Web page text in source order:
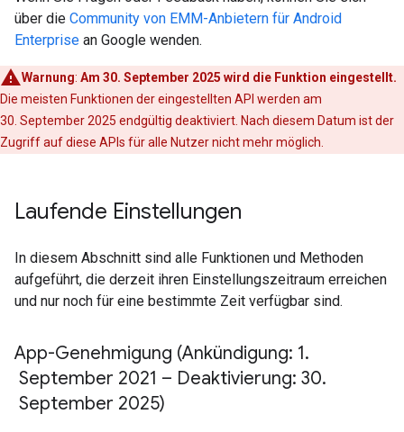
über die Community von EMM-Anbietern für Android
Enterprise an Google wenden.
Warnung: Am 30. September 2025 wird die Funktion eingestellt.
Die meisten Funktionen der eingestellten API werden am
30. September 2025 endgültig deaktiviert. Nach diesem Datum ist der
Zugriff auf diese APIs für alle Nutzer nicht mehr möglich.
Laufende Einstellungen
In diesem Abschnitt sind alle Funktionen und Methoden
aufgeführt, die derzeit ihren Einstellungszeitraum erreichen
und nur noch für eine bestimmte Zeit verfügbar sind.
App-Genehmigung (Ankündigung: 1.
September 2021 – Deaktivierung: 30.
September 2025)